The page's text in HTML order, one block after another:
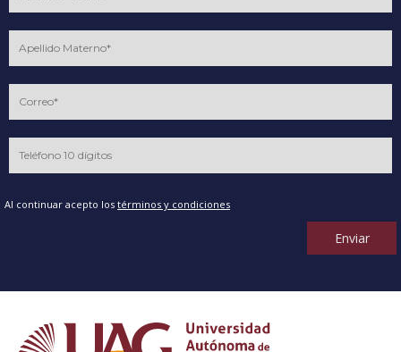
Al continuar acepto los términos y condiciones
Enviar